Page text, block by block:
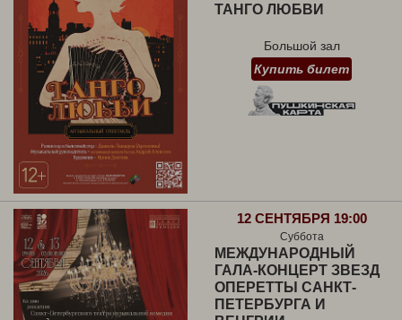
ТАНГО ЛЮБВИ
Большой зал
Купить билет
12 СЕНТЯБРЯ 19:00
Суббота
МЕЖДУНАРОДНЫЙ
ГАЛА-КОНЦЕРТ ЗВЕЗД
ОПЕРЕТТЫ САНКТ-
ПЕТЕРБУРГА И